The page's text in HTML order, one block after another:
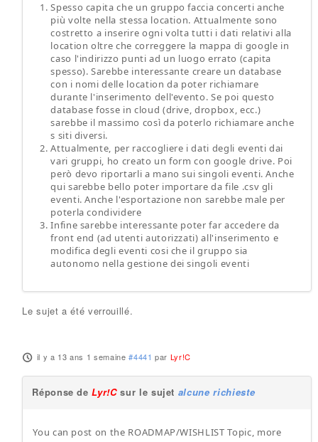
Spesso capita che un gruppo faccia concerti anche
più volte nella stessa location. Attualmente sono
costretto a inserire ogni volta tutti i dati relativi alla
location oltre che correggere la mappa di google in
caso l'indirizzo punti ad un luogo errato (capita
spesso). Sarebbe interessante creare un database
con i nomi delle location da poter richiamare
durante l'inserimento dell'evento. Se poi questo
database fosse in cloud (drive, dropbox, ecc.)
sarebbe il massimo così da poterlo richiamare anche
s siti diversi.
Attualmente, per raccogliere i dati degli eventi dai
vari gruppi, ho creato un form con google drive. Poi
però devo riportarli a mano sui singoli eventi. Anche
qui sarebbe bello poter importare da file .csv gli
eventi. Anche l'esportazione non sarebbe male per
poterla condividere
Infine sarebbe interessante poter far accedere da
front end (ad utenti autorizzati) all'inserimento e
modifica degli eventi cosi che il gruppo sia
autonomo nella gestione dei singoli eventi
Le sujet a été verrouillé.
il y a 13 ans 1 semaine #4441 par Lyr!C
Réponse deLyr!Csur le sujet alcune richieste
You can post on the ROADMAP/WISHLIST Topic, more